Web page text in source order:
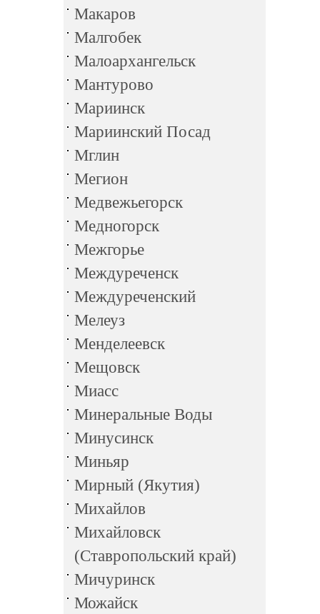
Макаров
Малгобек
Малоархангельск
Мантурово
Мариинск
Мариинский Посад
Мглин
Мегион
Медвежьегорск
Медногорск
Межгорье
Междуреченск
Междуреченский
Мелеуз
Менделеевск
Мещовск
Миасс
Минеральные Воды
Минусинск
Миньяр
Мирный (Якутия)
Михайлов
Михайловск
(Ставропольский край)
Мичуринск
Можайск